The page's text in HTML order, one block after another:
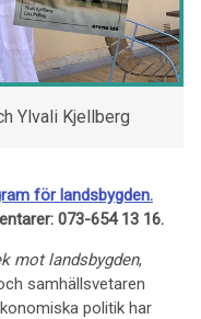
Ylvali Kjellberg
för landsbygden.
073-654 13 16.
mot landsbygden,
samhällsvetaren
politik har